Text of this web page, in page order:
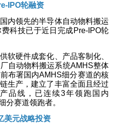
IPO轮融资
内领先的半导体自动物料搬运
科技已于近日完成Pre-IPO轮
软硬件成套化、产品客制化、
自动物料搬运系统AMHS整体
布署国内AMHS细分赛道的核
生产，建立了丰富全面且经过
品线，已连续3年领跑国内
分赛道领跑者。
美元战略投资